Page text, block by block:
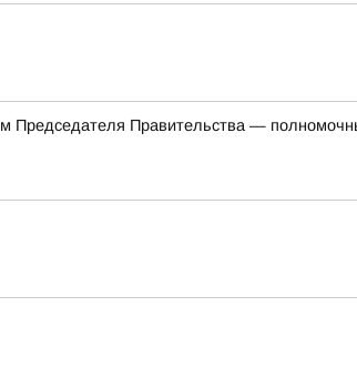
Председателя Правительства —